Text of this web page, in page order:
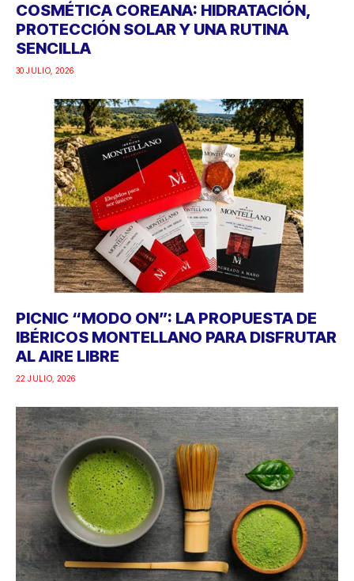
COSMÉTICA COREANA: HIDRATACIÓN,
PROTECCIÓN SOLAR Y UNA RUTINA
SENCILLA
30 JULIO, 2026
PICNIC “MODO ON”: LA PROPUESTA DE
IBÉRICOS MONTELLANO PARA DISFRUTAR
AL AIRE LIBRE
22 JULIO, 2026